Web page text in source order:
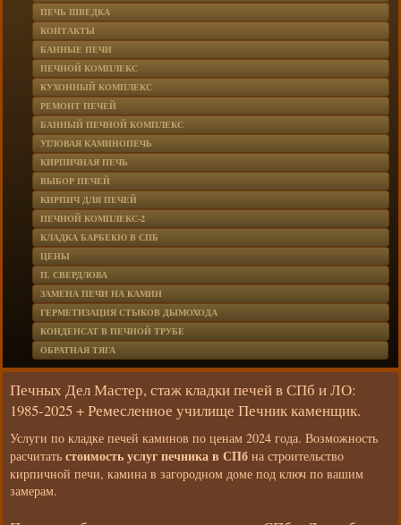
ПЕЧЬ ШВЕДКА
КОНТАКТЫ
БАННЫЕ ПЕЧИ
ПЕЧНОЙ КОМПЛЕКС
КУХОННЫЙ КОМПЛЕКС
РЕМОНТ ПЕЧЕЙ
БАННЫЙ ПЕЧНОЙ КОМПЛЕКС
УГЛОВАЯ КАМИНОПЕЧЬ
КИРПИЧНАЯ ПЕЧЬ
ВЫБОР ПЕЧЕЙ
КИРПИЧ ДЛЯ ПЕЧЕЙ
ПЕЧНОЙ КОМПЛЕКС-2
КЛАДКА БАРБЕКЮ В СПБ
ЦЕНЫ
П. СВЕРДЛОВА
ЗАМЕНА ПЕЧИ НА КАМИН
ГЕРМЕТИЗАЦИЯ СТЫКОВ ДЫМОХОДА
КОНДЕНСАТ В ПЕЧНОЙ ТРУБЕ
ОБРАТНАЯ ТЯГА
Печных Дел Мастер, стаж кладки печей в СПб и ЛО:
1985-2025 + Ремесленное училище Печник каменщик.
Услуги по кладке печей каминов по ценам 2024 года. Возможность
расчитать стоимость услуг печника в СПб на строительство
кирпичной печи, камина в загородном доме под ключ по вашим
замерам.